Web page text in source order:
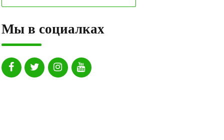
Мы в социалках